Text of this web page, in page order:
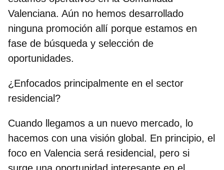
Valenciana. Aún no hemos desarrollado
ninguna promoción allí porque estamos en
fase de búsqueda y selección de
oportunidades.
¿Enfocados principalmente en el sector
residencial?
Cuando llegamos a un nuevo mercado, lo
hacemos con una visión global. En principio, el
foco en Valencia será residencial, pero si